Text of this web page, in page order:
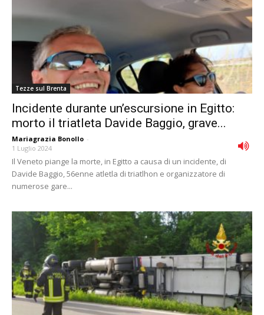
Tezze sul Brenta
Incidente durante un’escursione in Egitto:
morto il triatleta Davide Baggio, grave...
Mariagrazia Bonollo -
1 Luglio 2024
Il Veneto piange la morte, in Egitto a causa di un incidente, di
Davide Baggio, 56enne atletla di triatlhon e organizzatore di
numerose gare...